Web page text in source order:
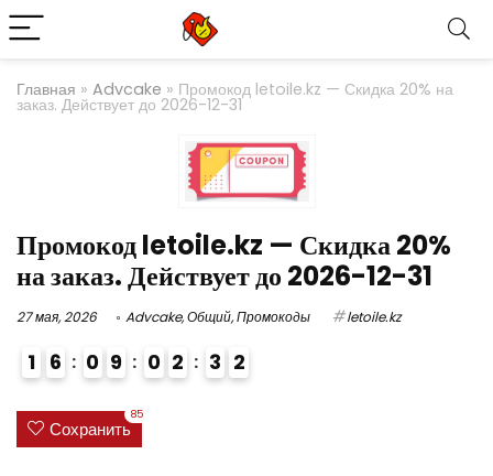
Главная » Advcake » Промокод letoile.kz — Скидка 20% на
заказ. Действует до 2026-12-31
Промокод letoile.kz — Скидка 20%
на заказ. Действует до 2026-12-31
27 мая, 2026 Advcake,Общий,Промокоды letoile.kz
1 6 0 9 0 2 3 1
2
Сохранить
85